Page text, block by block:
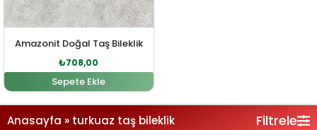
Amazonit Doğal Taş Bileklik
₺708,00
Sepete Ekle
Anasayfa » turkuaz taş bileklik Filtrele